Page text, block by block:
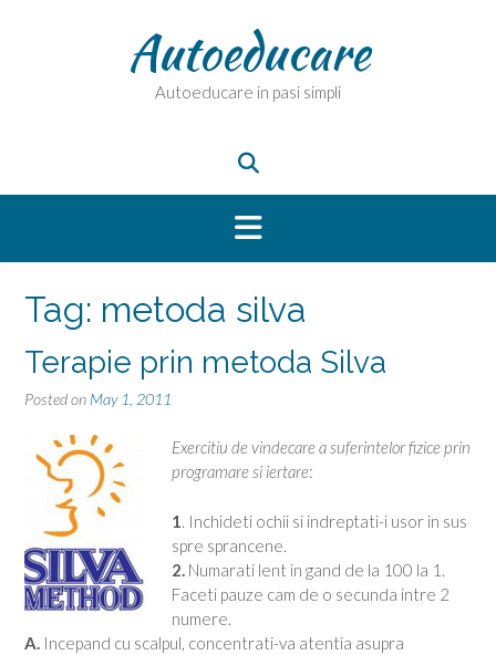
Autoeducare
Autoeducare in pasi simpli
Tag: metoda silva
Terapie prin metoda Silva
Posted on May 1, 2011
Exercitiu de vindecare a suferintelor fizice prin
programare si iertare:
1
. Inchideti ochii si indreptati-i usor in sus
spre sprancene.
2. Numarati lent in gand de la 100 la 1.
Faceti pauze cam de o secunda intre 2
numere.
A. Incepand cu scalpul, concentrati-va atentia asupra